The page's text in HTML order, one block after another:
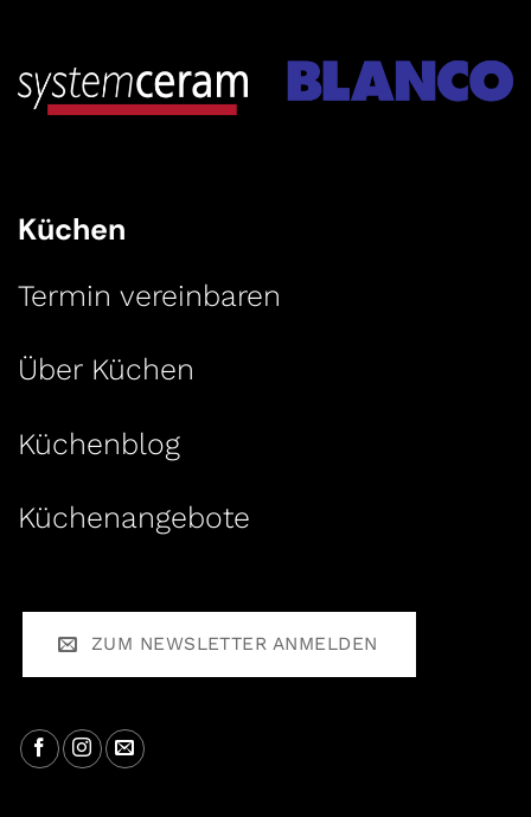
Küchen
Termin vereinbaren
Über Küchen
Küchenblog
Küchenangebote
ZUM NEWSLETTER ANMELDEN